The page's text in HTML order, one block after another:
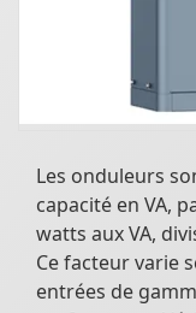
Les onduleurs
capacité en VA,
watts aux VA,
Ce facteur varie
entrées de